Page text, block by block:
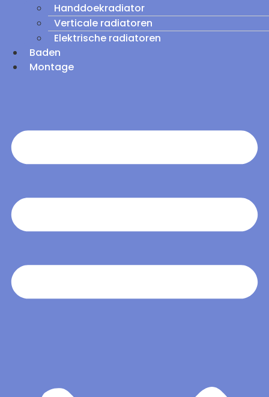
Handdoekradiator
Verticale radiatoren
Elektrische radiatoren
Baden
Montage